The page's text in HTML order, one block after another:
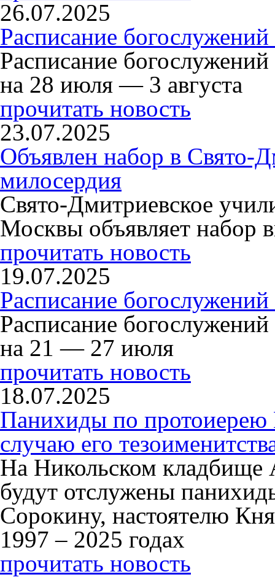
26.07.2025
Расписание
Расписание
на 28 июля — 3 августа
прочитать новость
23.07.2025
Объявлен набор в Свято-
милосердия
Свято-Дмитриевское
Москвы объявляет набор
прочитать новость
19.07.2025
Расписание
Расписание
на 21 — 27 июля
прочитать новость
18.07.2025
Панихиды по
случаю его
На Никольском кладбище
будут отслужены
Сорокину, настоятелю
1997 – 2025 годах
прочитать новость